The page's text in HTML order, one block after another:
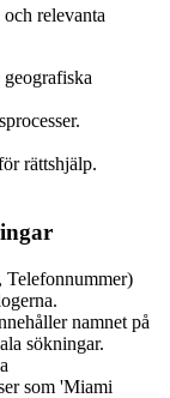
relevanta
rättshjälp.
namnet på
sökningar.
som 'Miami